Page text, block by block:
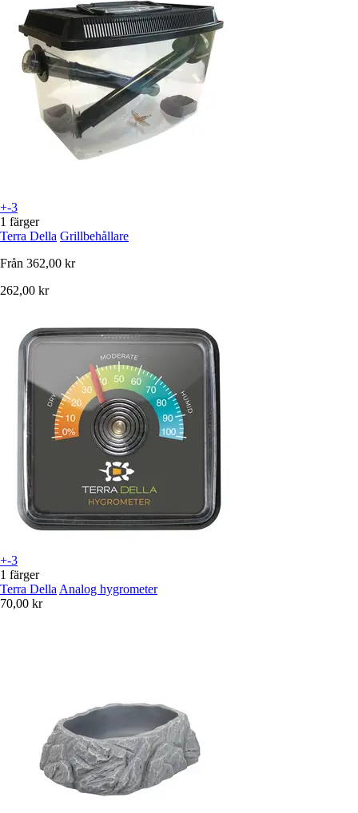
+-3
1 färger
Terra Della Grillbehållare
Från 362,00 kr
262,00 kr
+-3
1 färger
Terra Della Analog hygrometer
70,00 kr